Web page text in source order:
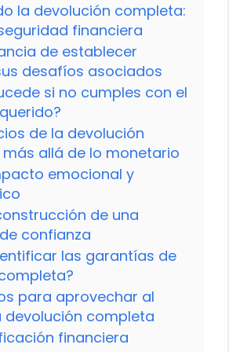
la devolución completa:
financiera
de establecer
desafíos asociados
si no cumples con el
de la devolución
allá de lo monetario
emocional y
de una
confianza
las garantías de
para aprovechar al
devolución completa
financiera